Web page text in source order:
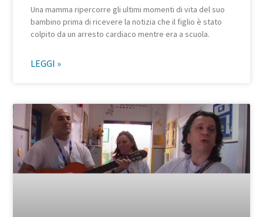
Una mamma ripercorre gli ultimi momenti di vita del suo
bambino prima di ricevere la notizia che il figlio è stato
colpito da un arresto cardiaco mentre era a scuola.
LEGGI »